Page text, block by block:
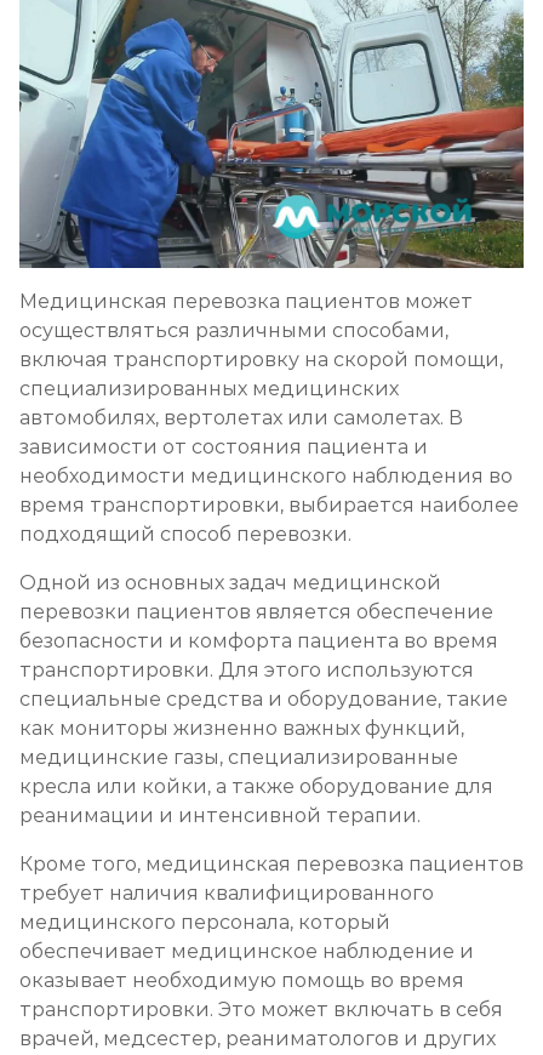
Медицинская перевозка пациентов может
осуществляться различными способами,
включая транспортировку на скорой помощи,
специализированных медицинских
автомобилях, вертолетах или самолетах. В
зависимости от состояния пациента и
необходимости медицинского наблюдения во
время транспортировки, выбирается наиболее
подходящий способ перевозки.
Одной из основных задач медицинской
перевозки пациентов является обеспечение
безопасности и комфорта пациента во время
транспортировки. Для этого используются
специальные средства и оборудование, такие
как мониторы жизненно важных функций,
медицинские газы, специализированные
кресла или койки, а также оборудование для
реанимации и интенсивной терапии.
Кроме того, медицинская перевозка пациентов
требует наличия квалифицированного
медицинского персонала, который
обеспечивает медицинское наблюдение и
оказывает необходимую помощь во время
транспортировки. Это может включать в себя
врачей, медсестер, реаниматологов и других